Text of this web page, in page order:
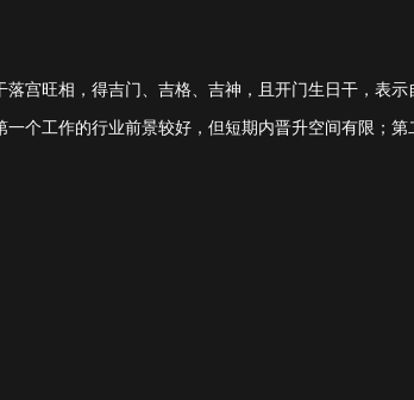
宫旺相，得吉门、吉格、吉神，且开门生日干，表
个工作的行业前景较好，但短期内晋升空间有限；